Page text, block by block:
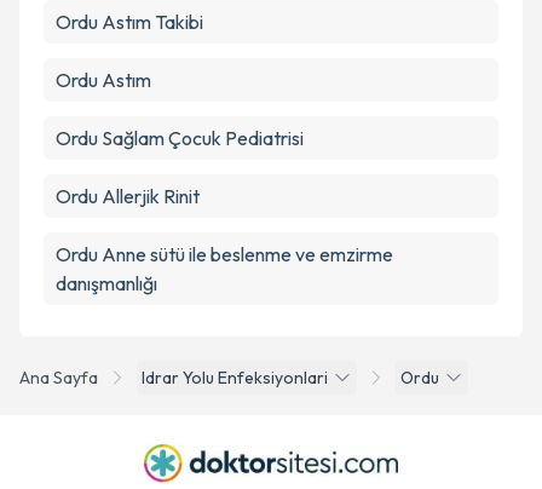
Ana Sayfa Idrar Yolu Enfeksiyonlari Ordu
Ordu Astım Takibi
Ordu Astım
Ordu Sağlam Çocuk Pediatrisi
Ordu Allerjik Rinit
Ordu Anne sütü ile beslenme ve emzirme
danışmanlığı